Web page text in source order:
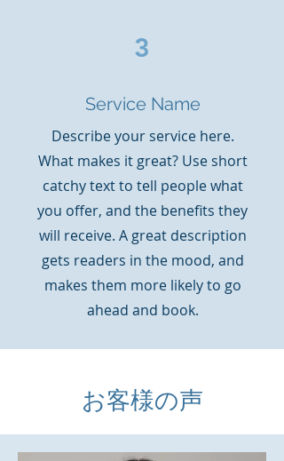
3
Service Name
Describe your service here.
What makes it great? Use short
catchy text to tell people what
you offer, and the benefits they
will receive. A great description
gets readers in the mood, and
makes them more likely to go
ahead and book.
お客様の声